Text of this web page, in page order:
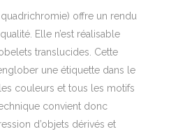
quadrichromie) offre un rendu
Elle n’est réalisable
translucides. Cette
une étiquette dans le
couleurs et tous les motifs
convient donc
d’objets dérivés et